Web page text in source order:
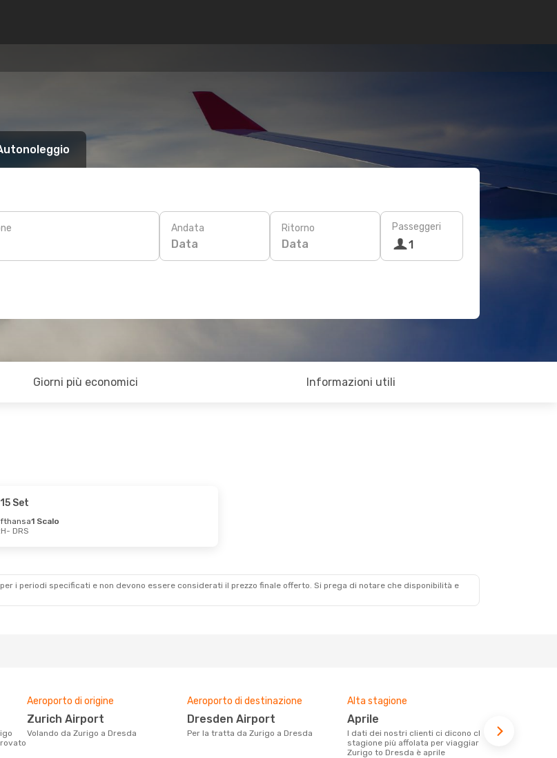
Andata
Data
Ritorno
Data
Passeggeri
1
Giorni più economici Informazioni utili
Set
1 Scalo
- DRS
i periodi specificati e non devono essere considerati il ​​prezzo finale offerto. Si prega di notare che disponibilità e
Aeroporto di origine
Zurich Airport
Volando da Zurigo a Dresda
Aeroporto di destinazione
Dresden Airport
Per la tratta da Zurigo a Dresda
Alta stagione
aprile
I dati dei nostri clienti ci dicono che la
stagione più affolata per viaggiare da
Zurigo to Dresda è aprile